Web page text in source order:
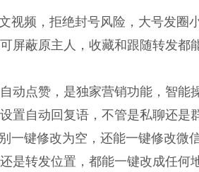
视频，拒绝封号风险，大号发圈
屏蔽原主人，收藏和跟随转发都
动点赞，是独家营销功能，智能
置自动回复语，不管是私聊还是
一键修改为空，还能一键修改微
是转发位置，都能一键改成任何